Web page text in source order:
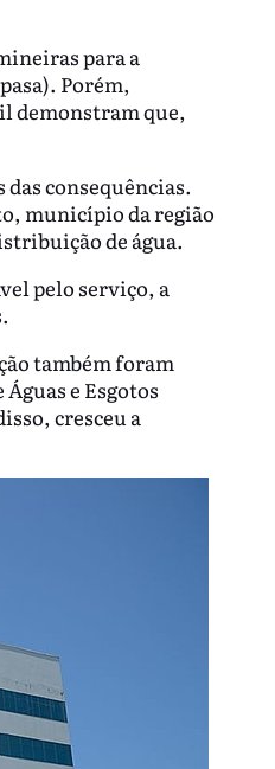
para a
Porém,
demonstram que,
consequências.
município da região
de água.
pelo serviço, a
também foram
e Esgotos
cresceu a